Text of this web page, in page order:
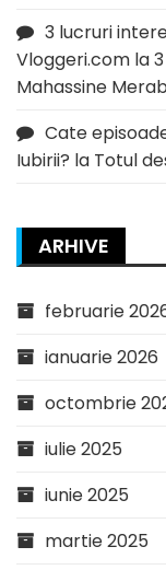
3 lucruri
Vloggeri.com la
Mahassine
Cate
Iubirii? la Totul
ARHIVE
februarie
ianuarie 2026
octombrie
iulie 2025
iunie 2025
martie 2025